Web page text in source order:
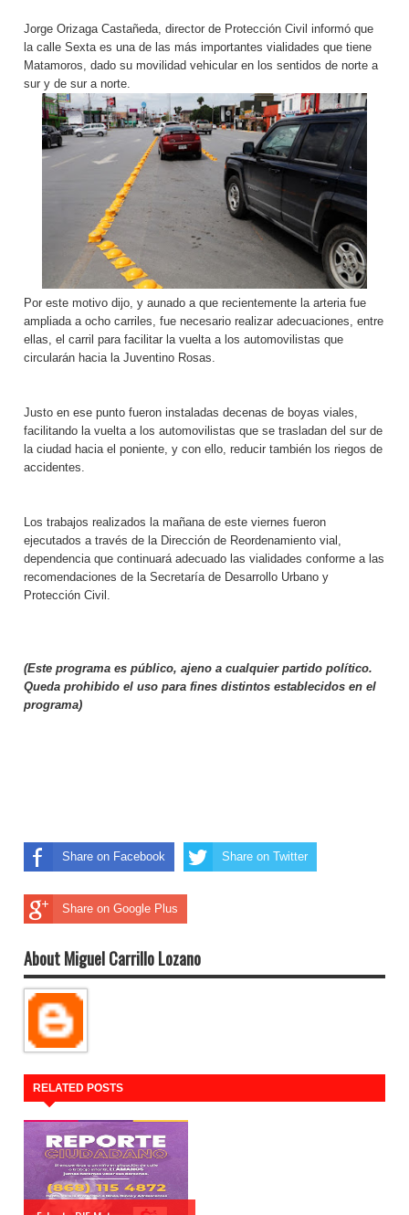
Jorge Orizaga Castañeda, director de Protección Civil informó que
la calle Sexta es una de las más importantes vialidades que tiene
Matamoros, dado su movilidad vehicular en los sentidos de norte a
sur y de sur a norte.
Por este motivo dijo, y aunado a que recientemente la arteria fue
ampliada a ocho carriles, fue necesario realizar adecuaciones, entre
ellas, el carril para facilitar la vuelta a los automovilistas que
circularán hacia la Juventino Rosas.
Justo en ese punto fueron instaladas decenas de boyas viales,
facilitando la vuelta a los automovilistas que se trasladan del sur de
la ciudad hacia el poniente, y con ello, reducir también los riegos de
accidentes.
Los trabajos realizados la mañana de este viernes fueron
ejecutados a través de la Dirección de Reordenamiento vial,
dependencia que continuará adecuado las vialidades conforme a las
recomendaciones de la Secretaría de Desarrollo Urbano y
Protección Civil.
(Este programa es público, ajeno a cualquier partido político.
Queda prohibido el uso para fines distintos establecidos en el
programa)
Share on Facebook Share on Twitter
Share on Google Plus
About Miguel Carrillo Lozano
RELATED POSTS